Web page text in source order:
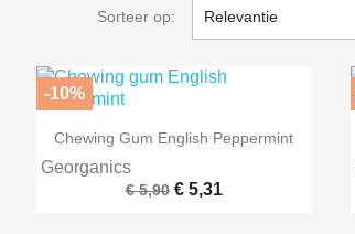
Sorteer op: Relevantie
 Snel bekijken
Chewing Gum English Peppermint
Georganics
€ 5,90 € 5,31
-10%